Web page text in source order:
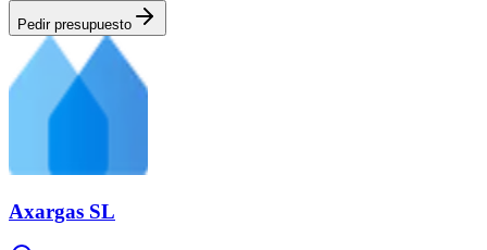
Pedir presupuesto
Axargas SL